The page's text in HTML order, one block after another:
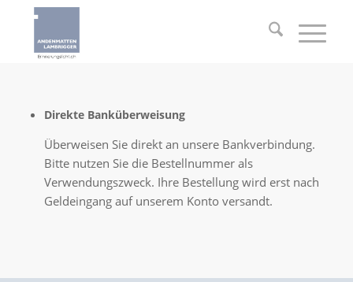
Direkte Banküberweisung
Überweisen Sie direkt an unsere Bankverbindung.
Bitte nutzen Sie die Bestellnummer als
Verwendungszweck. Ihre Bestellung wird erst nach
Geldeingang auf unserem Konto versandt.